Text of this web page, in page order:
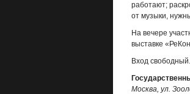
работают;
от музыки,
На вечере
выставке
Вход свободный.
Москва, ул.